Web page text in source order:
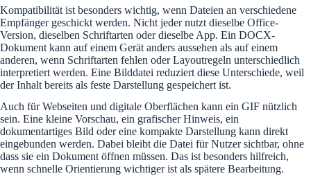
Kompatibilität ist besonders wichtig, wenn Dateien an verschiedene
Empfänger geschickt werden. Nicht jeder nutzt dieselbe Office-
Version, dieselben Schriftarten oder dieselbe App. Ein DOCX-
Dokument kann auf einem Gerät anders aussehen als auf einem
anderen, wenn Schriftarten fehlen oder Layoutregeln unterschiedlich
interpretiert werden. Eine Bilddatei reduziert diese Unterschiede, weil
der Inhalt bereits als feste Darstellung gespeichert ist.
Auch für Webseiten und digitale Oberflächen kann ein GIF nützlich
sein. Eine kleine Vorschau, ein grafischer Hinweis, ein
dokumentartiges Bild oder eine kompakte Darstellung kann direkt
eingebunden werden. Dabei bleibt die Datei für Nutzer sichtbar, ohne
dass sie ein Dokument öffnen müssen. Das ist besonders hilfreich,
wenn schnelle Orientierung wichtiger ist als spätere Bearbeitung.